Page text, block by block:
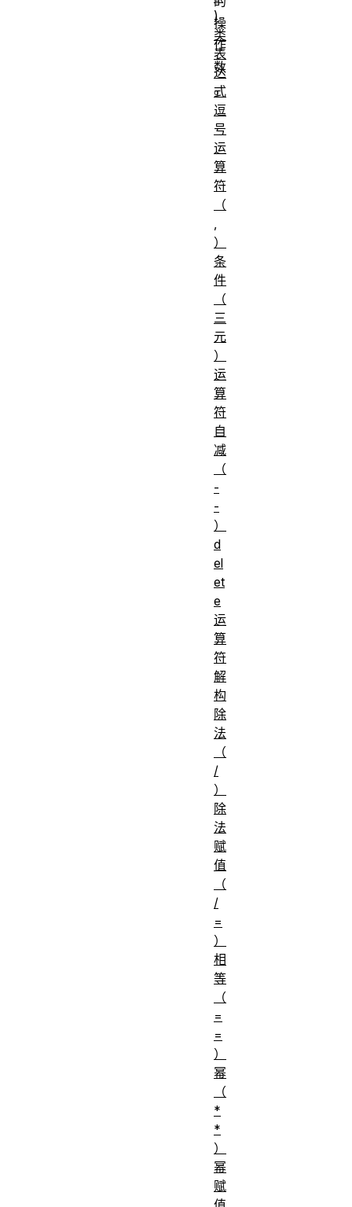
操
作
数
。
)
类
表
达
式
逗
号
运
算
符
（
）
条
件
（
三
元
）
运
算
符
自
减
（
-
-
）
d
el
et
e
运
算
符
解
构
除
法
（
/
）
除
法
赋
值
（
/
=
）
相
等
（
=
=
）
幂
（
*
*
）
幂
赋